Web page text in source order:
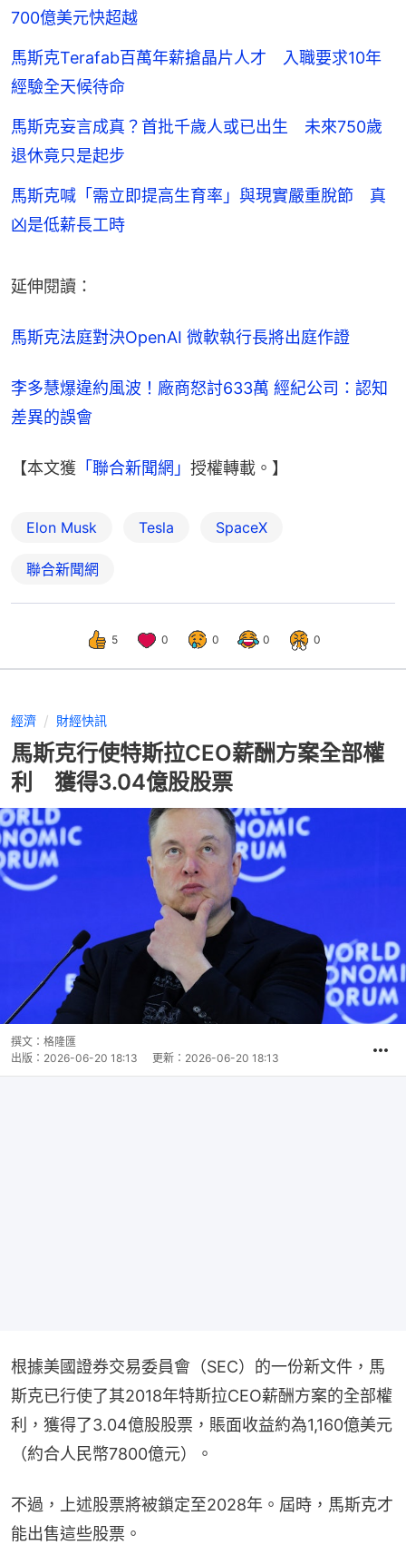
700億美元快超越
馬斯克Terafab百萬年薪搶晶片人才 入職要求10年
經驗全天候待命
馬斯克妄言成真？首批千歲人或已出生 未來750歲
退休竟只是起步
馬斯克喊「需立即提高生育率」與現實嚴重脫節 真
凶是低薪長工時
延伸閱讀：
馬斯克法庭對決OpenAI 微軟執行長將出庭作證
李多慧爆違約風波！廠商怒討633萬 經紀公司：認知
差異的誤會
【本文獲 「聯合新聞網」 授權轉載。】
Elon Musk Tesla SpaceX
聯合新聞網
5 0 0 0 0
經濟 財經快訊
馬斯克行使特斯拉CEO薪酬方案全部權
利 獲得3.04億股股票
撰文： 格隆匯
出版： 2026-06-20 18:13 更新： 2026-06-20 18:13
根據美國證券交易委員會（SEC）的一份新文件，馬
斯克已行使了其2018年特斯拉CEO薪酬方案的全部權
利，獲得了3.04億股股票，賬面收益約為1,160億美元
（約合人民幣7800億元）。
不過，上述股票將被鎖定至2028年。屆時，馬斯克才
能出售這些股票。